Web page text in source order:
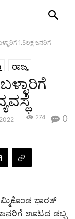
1.5ಲಕ್ಷ ಜನರಿಗೆ
ರಾಜ್ಯ
0
274
ಭಾರತ್
ಜನರಿಗೆ ಊಟದ ಡಬ್ಬ